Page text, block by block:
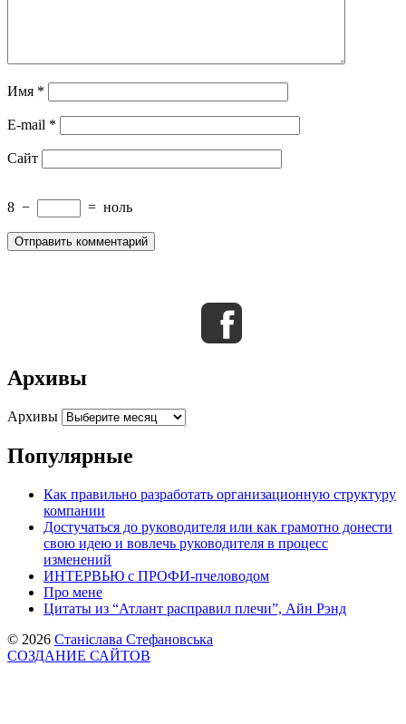
Имя *
E-mail *
Сайт
8 − = ноль
Архивы
Архивы
Популярные
Как правильно разработать организационную структуру
компании
Достучаться до руководителя или как грамотно донести
свою идею и вовлечь руководителя в процесс
изменений
ИНТЕРВЬЮ с ПРОФИ-пчеловодом
Про мене
Цитаты из “Атлант расправил плечи”, Айн Рэнд
© 2026 Станіслава Стефановська
СОЗДАНИЕ САЙТОВ